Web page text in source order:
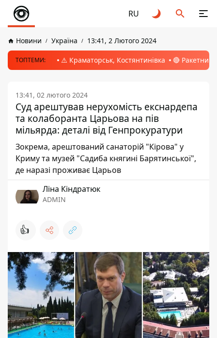
RU
Новини Україна 13:41, 2 Лютого 2024
ТОПТЕМИ: ⚠️ Краматорськ, Костянтинівка 🔴 Ракетний
13:41, 02 лютого 2024
Суд арештував нерухомість екснардепа
та колаборанта Царьова на пів
мільярда: деталі від Генпрокуратури
Зокрема, арештований санаторій "Кірова" у
Криму та музей "Садиба княгині Барятинської",
де наразі проживає Царьов
Ліна Кіндратюк
ADMIN
👍